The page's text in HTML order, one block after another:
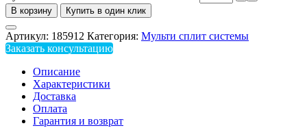
В корзину Купить в один клик
Артикул: 185912 Категория: Мульти сплит системы
Заказать консультацию
Описание
Характеристики
Доставка
Оплата
Гарантия и возврат